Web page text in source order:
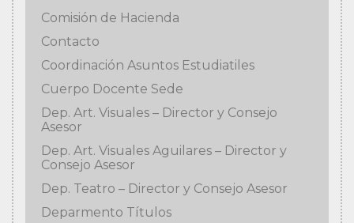
Comisión de Hacienda
Contacto
Coordinación Asuntos Estudiatiles
Cuerpo Docente Sede
Dep. Art. Visuales – Director y Consejo
Asesor
Dep. Art. Visuales Aguilares – Director y
Consejo Asesor
Dep. Teatro – Director y Consejo Asesor
Deparmento Títulos